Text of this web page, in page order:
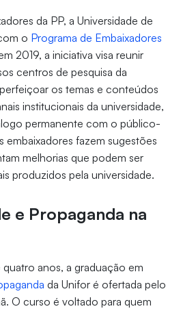
da PP, a Universidade de
o Programa de Embaixadores
2019, a iniciativa visa reunir
centros de pesquisa da
os temas e conteúdos
institucionais da universidade,
permanente com o público-
embaixadores fazem sugestões
melhorias que podem ser
produzidos pela universidade.
e Propaganda na
anos, a graduação em
da Unifor é ofertada pelo
O curso é voltado para quem